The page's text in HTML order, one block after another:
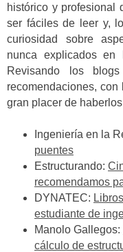
histórico y profesional
ser fáciles de leer y,
curiosidad sobre
nunca explicados en
Revisando los
recomendaciones,
gran placer de
Ingeniería en la
puentes
Estructurando:
recomendamos
DYNATEC:
estudiante de
Manolo Gallegos:
cálculo de